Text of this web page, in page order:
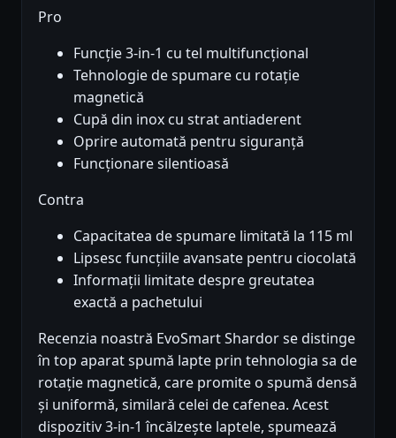
Pro
Funcție 3-in-1 cu tel multifuncțional
Tehnologie de spumare cu rotație
magnetică
Cupă din inox cu strat antiaderent
Oprire automată pentru siguranță
Funcționare silentioasă
Contra
Capacitatea de spumare limitată la 115 ml
Lipsesc funcțiile avansate pentru ciocolată
Informații limitate despre greutatea
exactă a pachetului
Recenzia noastră EvoSmart Shardor se distinge
în top aparat spumă lapte prin tehnologia sa de
rotație magnetică, care promite o spumă densă
și uniformă, similară celei de cafenea. Acest
dispozitiv 3-in-1 încălzește laptele, spumează